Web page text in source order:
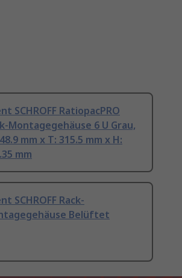
SCHROFF RatiopacPRO
Montagegehäuse 6 U Grau,
mm x T: 315.5 mm x H:
mm
SCHROFF Rack-
Belüftet